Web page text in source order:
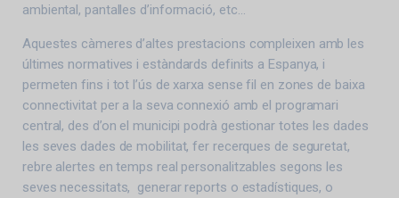
ambiental, pantalles d’informació, etc…
Aquestes càmeres d’altes prestacions compleixen amb les
últimes normatives i estàndards definits a Espanya, i
permeten fins i tot l’ús de xarxa sense fil en zones de baixa
connectivitat per a la seva connexió amb el programari
central, des d’on el municipi podrà gestionar totes les dades
les seves dades de mobilitat, fer recerques de seguretat,
rebre alertes en temps real personalitzables segons les
seves necessitats, generar reports o estadístiques, o